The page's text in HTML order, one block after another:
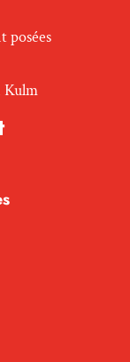
posées
Kulm